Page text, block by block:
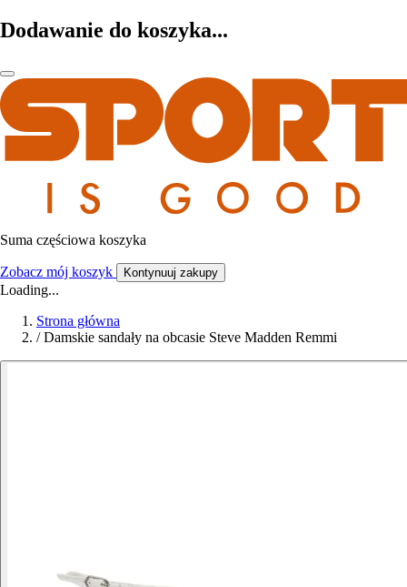
Dodawanie do koszyka...
Suma częściowa koszyka
Zobacz mój koszyk Kontynuuj zakupy
Loading...
Strona główna
/ Damskie sandały na obcasie Steve Madden Remmi